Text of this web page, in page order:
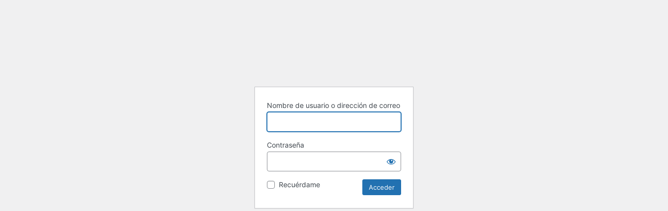
Nombre de usuario o dirección de correo
Contraseña
Recuérdame